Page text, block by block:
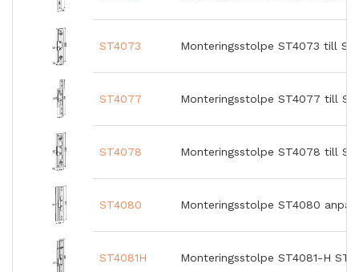
ST4073 Monteringsstolpe ST4073 till
ST4077 Monteringsstolpe ST4077 till
ST4078 Monteringsstolpe ST4078 till
ST4080 Monteringsstolpe ST4080
ST4081H Monteringsstolpe ST4081-H